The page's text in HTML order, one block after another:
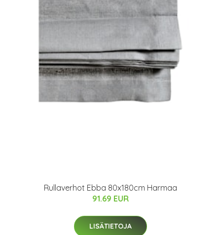
Rullaverhot Ebba 80x180cm Harmaa
91.69 EUR
LISÄTIETOJA